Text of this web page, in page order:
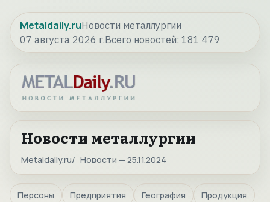
Metaldaily.ruНовости металлургии
07 августа 2026 г.Всего новостей: 181 479
Новости металлургии
Metaldaily.ru Новости — 25.11.2024
Персоны Предприятия География Продукция